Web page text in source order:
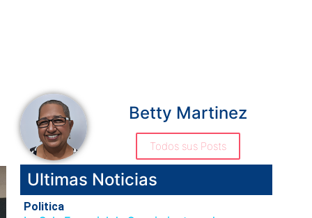
Betty Martinez
Todos sus Posts
Ultimas Noticias
Politica